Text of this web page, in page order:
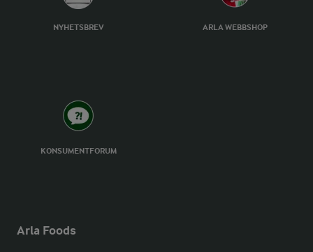
NYHETSBREV ARLA WEBBSHOP
KONSUMENTFORUM
Arla Foods